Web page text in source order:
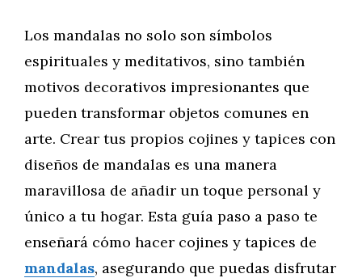
Los mandalas no solo son símbolos
espirituales y meditativos, sino también
motivos decorativos impresionantes que
pueden transformar objetos comunes en
arte. Crear tus propios cojines y tapices con
diseños de mandalas es una manera
maravillosa de añadir un toque personal y
único a tu hogar. Esta guía paso a paso te
enseñará cómo hacer cojines y tapices de
mandalas, asegurando que puedas disfrutar